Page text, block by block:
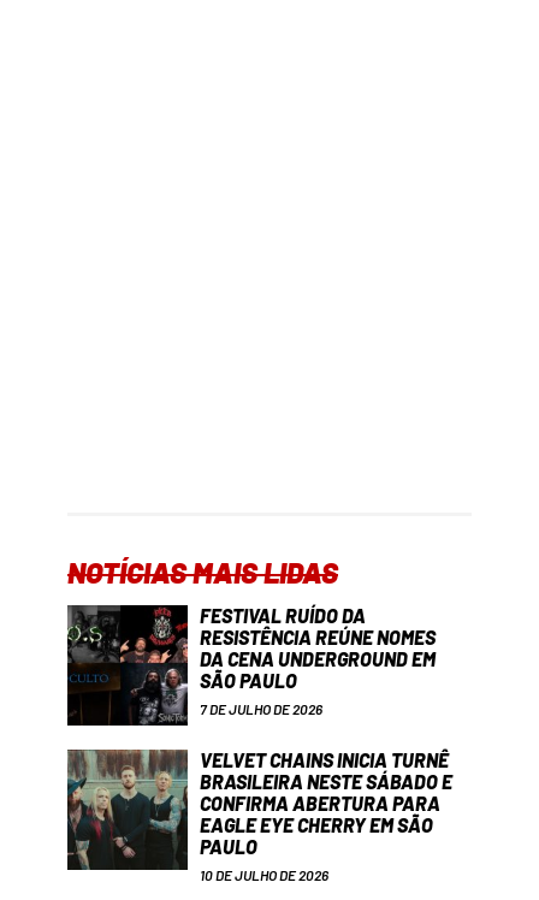
NOTÍCIAS MAIS LIDAS
FESTIVAL RUÍDO DA
RESISTÊNCIA REÚNE NOMES
DA CENA UNDERGROUND EM
SÃO PAULO
7 DE JULHO DE 2026
VELVET CHAINS INICIA TURNÊ
BRASILEIRA NESTE SÁBADO E
CONFIRMA ABERTURA PARA
EAGLE EYE CHERRY EM SÃO
PAULO
10 DE JULHO DE 2026